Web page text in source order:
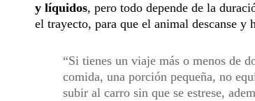
y líquidos, pero todo depende de la
el trayecto, para que el animal descanse y
Si tienes un viaje más o menos de
comida, una porción pequeña, no
subir al carro sin que se estrese,